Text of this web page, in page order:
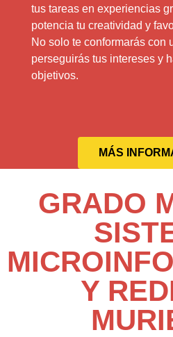
tus tareas en experiencias
potencia tu creatividad y
No solo te conformarás con
perseguirás tus intereses y
objetivos.
MÁS
GRADO
Y